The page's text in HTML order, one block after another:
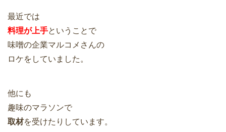
最近では
料理が上手ということで
味噌の企業マルコメさんの
ロケをしていました。
他にも
趣味のマラソンで
取材を受けたりしています。